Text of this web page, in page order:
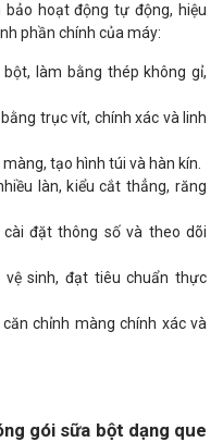
hoạt động tự động, hiệu
phần chính của máy:
bột, làm bằng thép không gỉ,
trục vít, chính xác và linh
tạo hình túi và hàn kín.
làn, kiểu cắt thẳng, răng
đặt thông số và theo dõi
vệ sinh, đạt tiêu chuẩn thực
chỉnh màng chính xác và
gói sữa bột dạng que